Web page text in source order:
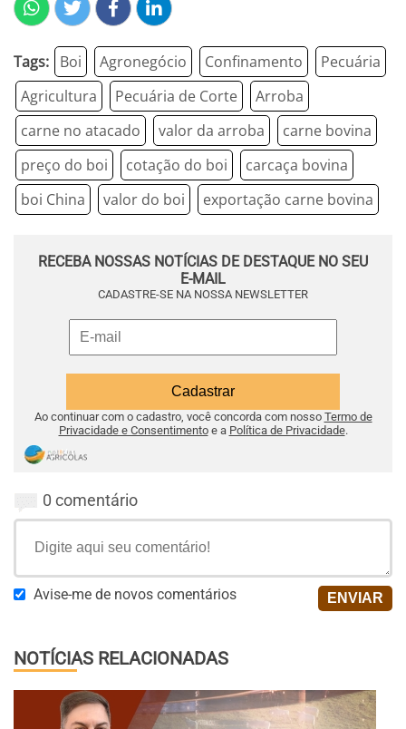
Tags: Boi Agronegócio Confinamento
Pecuária
Agricultura
Pecuária de Corte
Arroba
carne no atacado
valor da arroba
carne bovina
preço do boi
cotação do boi
carcaça bovina
boi China
valor do boi exportação carne bovina
RECEBA NOSSAS NOTÍCIAS DE DESTAQUE NO SEU
E-MAIL
CADASTRE-SE NA NOSSA NEWSLETTER
Ao continuar com o cadastro, você concorda com nosso Termo de
Privacidade e Consentimentoe a Política de Privacidade.
0 comentário
Avise-me de novos comentários
NOTÍCIAS RELACIONADAS